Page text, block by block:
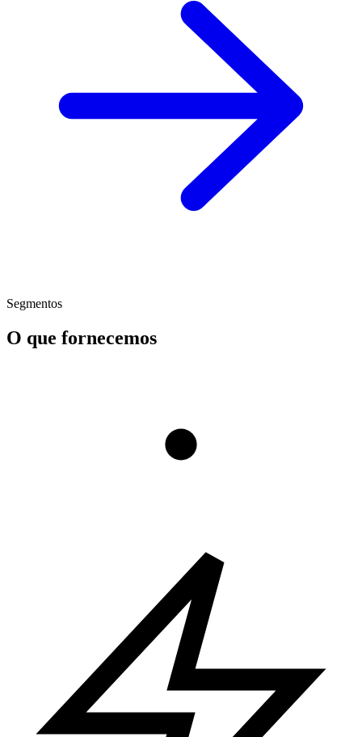
Segmentos
O que fornecemos